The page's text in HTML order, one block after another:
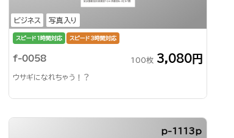
ビジネス 写真入り
スピード1時間対応 スピード3時間対応
f-0058 100枚 3,080円
ウサギになれちゃう！？
p-1113p